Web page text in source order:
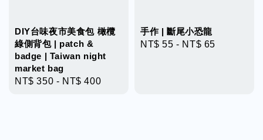
DIY台味夜市美食包 橄欖
綠側背包 | patch &
badge | Taiwan night
market bag
Regular
NT$ 350 - NT$ 400
手作 | 斷尾小恐龍
Regular
NT$ 55 - NT$ 65